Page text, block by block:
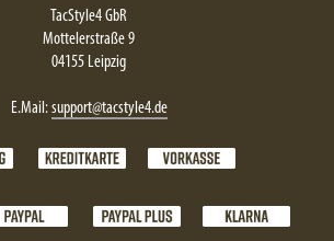
TacStyle4 GbR
Mottelerstraße 9
04155 Leipzig
E.Mail:support@tacstyle4.de